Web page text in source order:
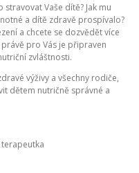
Vaše dítě? Jak mu
a dítě zdravě prospívalo?
a chcete se dozvědět více
pro Vás je připraven
zvláštnosti.
výživy a všechny rodiče,
dětem nutričně správné a